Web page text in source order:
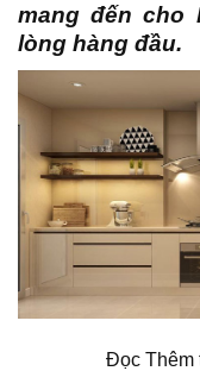
mang đến cho
lòng hàng đầu.
Đọc Thêm